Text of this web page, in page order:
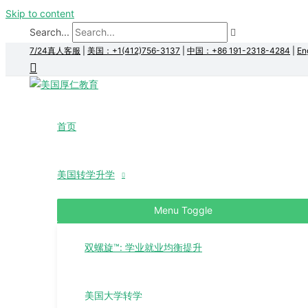
Skip to content
Search...
7/24真人客服 美国：+1(412)756-3137 中国：+86 191-2318-4284
首页
美国转学升学
Menu Toggle
双螺旋™: 学业就业均衡提升
美国大学转学